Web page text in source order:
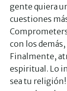
gente quiera
cuestiones
con los
Finalmente,
espiritual. Lo
sea tu religión!